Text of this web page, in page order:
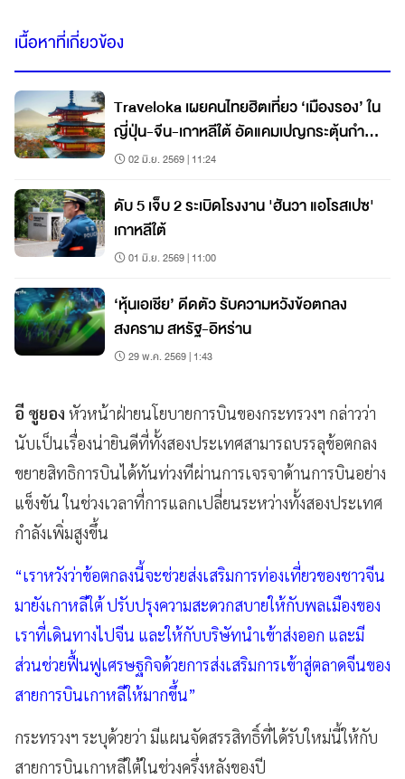
เนื้อหาที่เกี่ยวข้อง
Traveloka เผยคนไทยฮิตเที่ยว ‘เมืองรอง’ ใน
ญี่ปุ่น-จีน-เกาหลีใต้ อัดแคมเปญกระตุ้นกำลัง
ซื้อกลางปี
02 มิ.ย. 2569 | 11:24
ดับ 5 เจ็บ 2 ระเบิดโรงงาน 'ฮันวา แอโรสเปซ'
เกาหลีใต้
01 มิ.ย. 2569 | 11:00
‘หุ้นเอเชีย’ ดีดตัว รับความหวังข้อตกลง
สงคราม สหรัฐ-อิหร่าน
29 พ.ค. 2569 | 1:43
อี ซูยอง หัวหน้าฝ่ายนโยบายการบินของกระทรวงฯ กล่าวว่า
นับเป็นเรื่องน่ายินดีที่ทั้งสองประเทศสามารถบรรลุข้อตกลง
ขยายสิทธิการบินได้ทันท่วงทีผ่านการเจรจาด้านการบินอย่าง
แข็งขัน ในช่วงเวลาที่การแลกเปลี่ยนระหว่างทั้งสองประเทศ
กำลังเพิ่มสูงขึ้น
“เราหวังว่าข้อตกลงนี้จะช่วยส่งเสริมการท่องเที่ยวของชาวจีน
มายังเกาหลีใต้ ปรับปรุงความสะดวกสบายให้กับพลเมืองของ
เราที่เดินทางไปจีน และให้กับบริษัทนำเข้าส่งออก และมี
ส่วนช่วยฟื้นฟูเศรษฐกิจด้วยการส่งเสริมการเข้าสู่ตลาดจีนของ
สายการบินเกาหลีให้มากขึ้น”
กระทรวงฯ ระบุด้วยว่า มีแผนจัดสรรสิทธิ์ที่ได้รับใหม่นี้ให้กับ
สายการบินเกาหลีใต้ในช่วงครึ่งหลังของปี